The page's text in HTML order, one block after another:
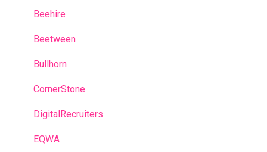
Modèle prédictif
Campagnes de recrutement
Talent Management
Je suis Administrateur
Glossaire
Beehire
Beetween
Bullhorn
CornerStone
DigitalRecruiters
EQWA